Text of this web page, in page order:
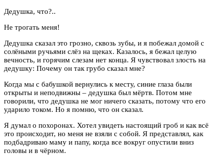
Дедушка, что?..
Не трогать меня!
Дедушка сказал это грозно, сквозь зубы, и я побежал домой с
солёными ручьями слёз на щеках. Казалось, я бежал целую
вечность, и горячим слезам нет конца. Я чувствовал злость на
дедушку: Почему он так грубо сказал мне?
Когда мы с бабушкой вернулись к месту, синие глаза были
открыты и неподвижны – дедушка был мёртв. Потом мне
говорили, что дедушка не мог ничего сказать, потому что его
ударило током. Но я помню, что он сказал.
Я думал о похоронах. Хотел увидеть настоящий гроб и как всё
это происходит, но меня не взяли с собой. Я представлял, как
подбадриваю маму и папу, когда все вокруг опустили вниз
головы и в чёрном.